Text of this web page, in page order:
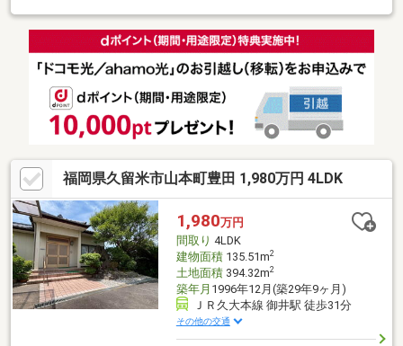
いた方が良いです。別途工事費用のご負担が御座います。■経年
劣化による建物の損傷が御座います。屋根の補修は必須で室内も
リフォーム施工を要します。■本物件には別途告知事項が御座い
ます。詳細はお気軽にお尋ね下さい。
福岡県久留米市山本町豊田 1,980万円 4LDK
1,980万円
間取り 4LDK
建物面積135.51m2
土地面積394.32m2
築年月 1996年12月(築29年9ヶ月)
ＪＲ久大本線 御井駅 徒歩31分
その他の交通